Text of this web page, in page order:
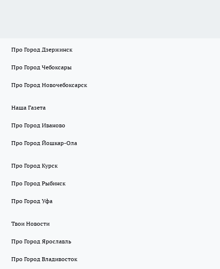
Про Город Дзержинск
Про Город Чебоксары
Про Город Новочебоксарск
Наша Газета
Про Город Иваново
Про Город Йошкар-Ола
Про Город Курск
Про Город Рыбинск
Про Город Уфа
Твои Новости
Про Город Ярославль
Про Город Владивосток